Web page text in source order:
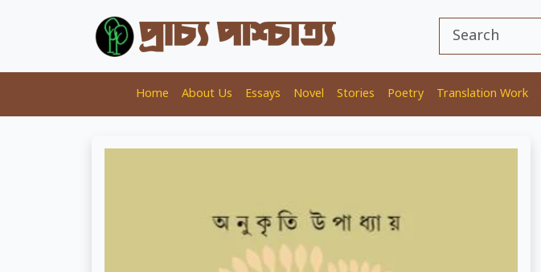
Home About Us Essays Novel Stories Poetry Translation Work